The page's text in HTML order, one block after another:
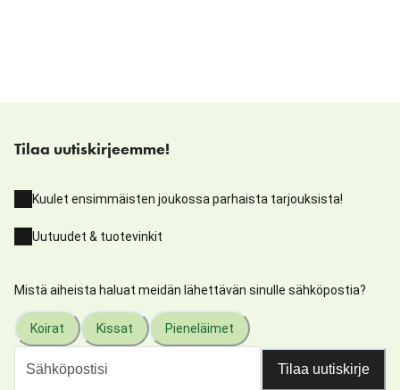
Tilaa uutiskirjeemme!
Kuulet ensimmäisten joukossa parhaista tarjouksista!
Uutuudet & tuotevinkit
Mistä aiheista haluat meidän lähettävän sinulle sähköpostia?
Koirat Kissat Pieneläimet
Tilaa uutiskirje